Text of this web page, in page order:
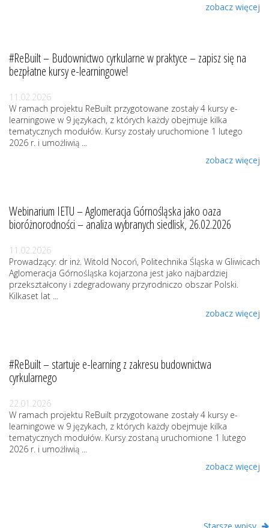
zobacz więcej
#ReBuilt – Budownictwo cyrkularne w praktyce – zapisz się na
bezpłatne kursy e-learningowe!
11.02.2026
W ramach projektu ReBuilt przygotowane zostały 4 kursy e-
learningowe w 9 językach, z których każdy obejmuje kilka
tematycznych modułów. Kursy zostały uruchomione 1 lutego
2026 r. i umożliwią ...
zobacz więcej
Webinarium IETU – Aglomeracja Górnośląska jako oaza
bioróżnorodności – analiza wybranych siedlisk, 26.02.2026
11.02.2026
Prowadzący: dr inż. Witold Nocoń, Politechnika Śląska w Gliwicach
Aglomeracja Górnośląska kojarzona jest jako najbardziej
przekształcony i zdegradowany przyrodniczo obszar Polski.
Kilkaset lat ...
zobacz więcej
#ReBuilt – startuje e-learning z zakresu budownictwa
cyrkularnego
22.01.2026
W ramach projektu ReBuilt przygotowane zostały 4 kursy e-
learningowe w 9 językach, z których każdy obejmuje kilka
tematycznych modułów. Kursy zostaną uruchomione 1 lutego
2026 r. i umożliwią ...
zobacz więcej